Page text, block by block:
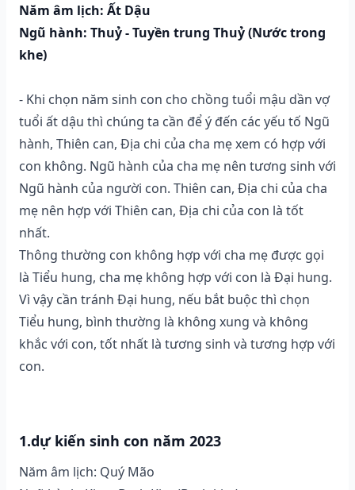
Năm âm lịch: Ất Dậu
Ngũ hành: Thuỷ - Tuyền trung Thuỷ (Nước trong
khe)
- Khi chọn năm sinh con cho chồng tuổi mậu dần vợ
tuổi ất dậu thì chúng ta cần để ý đến các yếu tố Ngũ
hành, Thiên can, Địa chi của cha mẹ xem có hợp với
con không. Ngũ hành của cha mẹ nên tương sinh với
Ngũ hành của người con. Thiên can, Địa chi của cha
mẹ nên hợp với Thiên can, Địa chi của con là tốt
nhất.
Thông thường con không hợp với cha mẹ được gọi
là Tiểu hung, cha mẹ không hợp với con là Đại hung.
Vì vậy cần tránh Đại hung, nếu bắt buộc thì chọn
Tiểu hung, bình thường là không xung và không
khắc với con, tốt nhất là tương sinh và tương hợp với
con.
1.dự kiến sinh con năm 2023
Năm âm lịch: Quý Mão